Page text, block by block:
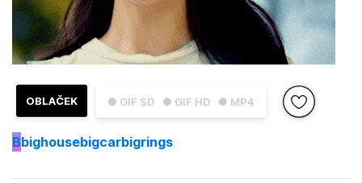
● GIF SD ● GIF HD ● MP4
OBLAČEK
Bbighousebigcarbigrings